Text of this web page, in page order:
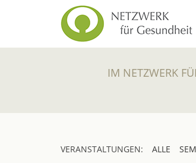
IM NETZWERK
VERANSTALTUNGEN: ALLE